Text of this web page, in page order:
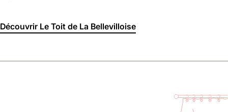
Découvrir Le Toit de La Bellevilloise